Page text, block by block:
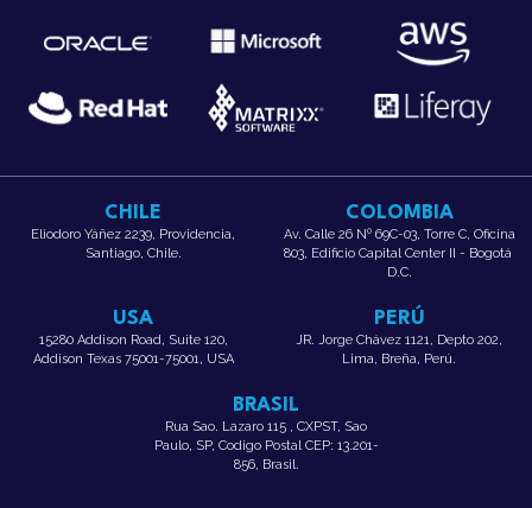
CHILE
Eliodoro Yáñez 2239, Providencia,
Santiago, Chile.
COLOMBIA
Av. Calle 26 Nº 69C-03, Torre C, Oficina
803, Edificio Capital Center II - Bogotá
D.C.
USA
15280 Addison Road, Suite 120,
Addison Texas 75001-75001, USA
PERÚ
JR. Jorge Chávez 1121, Depto 202,
Lima, Breña, Perú.
BRASIL
Rua Sao. Lazaro 115 , CXPST, Sao
Paulo, SP, Codigo Postal CEP: 13.201-
856, Brasil.